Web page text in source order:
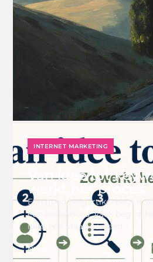
INTERNET MARKETING
Van idee tot
werkt het proces
Een goed blogartikel begint
een zoekwoord. Vaak begint
idee, een vraag van een
NVHK